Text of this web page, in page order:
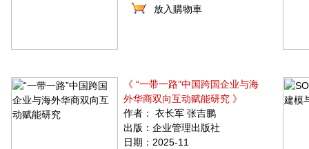
放入購物車
《 “一带一路”中国跨国企业与海
外华商双向互动赋能研究 》
作者： 衣长军 张吉鹏
出版：企业管理出版社
日期：2025-11